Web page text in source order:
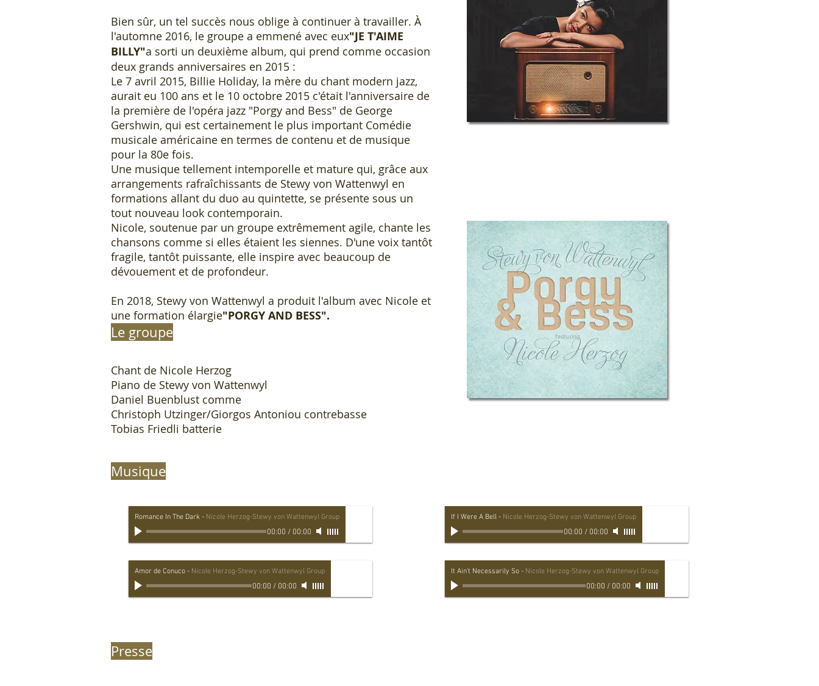
Bien sûr, un tel succès nous oblige à continuer à travailler. À
l'automne 2016, le groupe a emmené avec eux"JE T'AIME
BILLY"a sorti un deuxième album, qui prend comme occasion
deux grands anniversaires en 2015 :
Le 7 avril 2015, Billie Holiday, la mère du chant modern jazz,
aurait eu 100 ans et le 10 octobre 2015 c'était l'anniversaire de
la première de l'opéra jazz "Porgy and Bess" de George
Gershwin, qui est certainement le plus important Comédie
musicale américaine en termes de contenu et de musique
pour la 80e fois.
Une musique tellement intemporelle et mature qui, grâce aux
arrangements rafraîchissants de Stewy von Wattenwyl en
formations allant du duo au quintette, se présente sous un
tout nouveau look contemporain.
Nicole, soutenue par un groupe extrêmement agile, chante les
chansons comme si elles étaient les siennes. D'une voix tantôt
fragile, tantôt puissante, elle inspire avec beaucoup de
dévouement et de profondeur.
En 2018, Stewy von Wattenwyl a produit l'album avec Nicole et
une formation élargie"PORGY AND BESS".
Le groupe
Chant de Nicole Herzog
Piano de Stewy von Wattenwyl
Daniel Buenblust comme
Christoph Utzinger/Giorgos Antoniou contrebasse
Tobias Friedli batterie
Musique
Romance In The Dark - Nicole Herzog-Stewy von Wattenwyl Group
00:00 / 00:00
Amor de Conuco - Nicole Herzog-Stewy von Wattenwyl Group
00:00 / 00:00
If I Were A Bell - Nicole Herzog-Stewy von Wattenwyl Group
00:00 / 00:00
It Ain't Necessarily So - Nicole Herzog-Stewy von Wattenwyl Group
00:00 / 00:00
Presse